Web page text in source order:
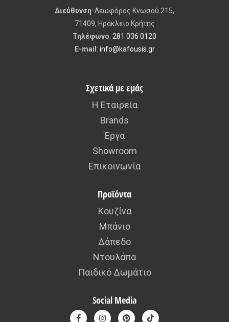
Διεύθυνση: Λεωφόρος Κνωσού 215,
71409, Ηράκλειο Κρήτης
Τηλέφωνο: 281 036 0120
E-mail: info@kafousis.gr
Σχετικά με εμάς
Η Εταιρεία
Brands
Έργα
Showroom
Επικοινωνία
Προϊόντα
Κουζίνα
Μπάνιο
Δάπεδο
Ντουλάπα
Παιδικό Δωμάτιο
Social Media